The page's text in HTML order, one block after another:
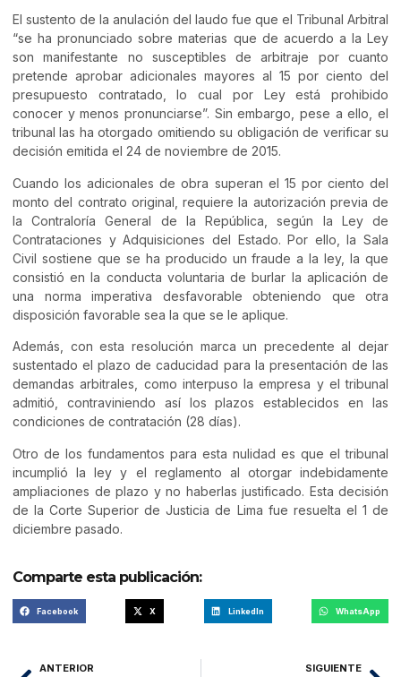
El sustento de la anulación del laudo fue que el Tribunal Arbitral
“se ha pronunciado sobre materias que de acuerdo a la Ley
son manifestante no susceptibles de arbitraje por cuanto
pretende aprobar adicionales mayores al 15 por ciento del
presupuesto contratado, lo cual por Ley está prohibido
conocer y menos pronunciarse”. Sin embargo, pese a ello, el
tribunal las ha otorgado omitiendo su obligación de verificar su
decisión emitida el 24 de noviembre de 2015.
Cuando los adicionales de obra superan el 15 por ciento del
monto del contrato original, requiere la autorización previa de
la Contraloría General de la República, según la Ley de
Contrataciones y Adquisiciones del Estado. Por ello, la Sala
Civil sostiene que se ha producido un fraude a la ley, la que
consistió en la conducta voluntaria de burlar la aplicación de
una norma imperativa desfavorable obteniendo que otra
disposición favorable sea la que se le aplique.
Además, con esta resolución marca un precedente al dejar
sustentado el plazo de caducidad para la presentación de las
demandas arbitrales, como interpuso la empresa y el tribunal
admitió, contraviniendo así los plazos establecidos en las
condiciones de contratación (28 días).
Otro de los fundamentos para esta nulidad es que el tribunal
incumplió la ley y el reglamento al otorgar indebidamente
ampliaciones de plazo y no haberlas justificado. Esta decisión
de la Corte Superior de Justicia de Lima fue resuelta el 1 de
diciembre pasado.
Comparte esta publicación:
Facebook X LinkedIn WhatsApp
ANTERIOR SIGUIENTE